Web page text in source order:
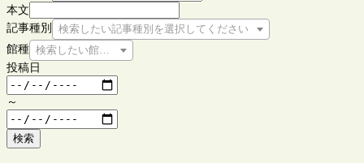
本文
記事種別
検索したい記事種別を選択してください
館種 検索したい館種を選択してください
投稿日
～
検索